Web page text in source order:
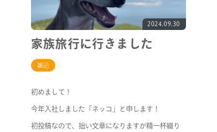
2024.09.30
家族旅行に行きました
雑記
初めまして！
今年入社しました「ネッコ」と申します！
初投稿なので、拙い文章になりますが精一杯綴り